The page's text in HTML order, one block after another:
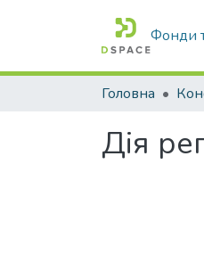
Фонди
Головна
Дія